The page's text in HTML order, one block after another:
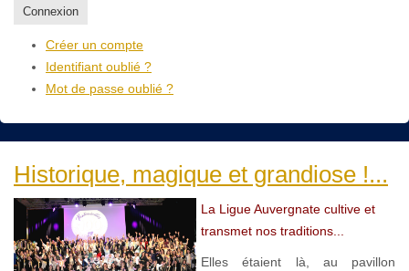
Connexion
Créer un compte
Identifiant oublié ?
Mot de passe oublié ?
Historique, magique et grandiose !...
La Ligue Auvergnate cultive et
transmet nos traditions...
Elles étaient là, au pavillon